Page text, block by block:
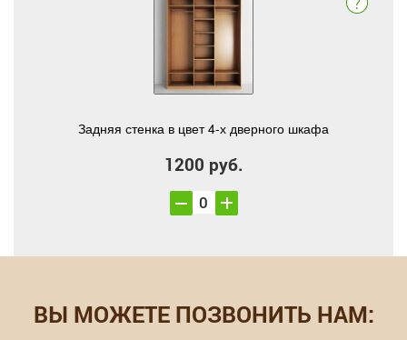
Задняя стенка в цвет 4-х дверного шкафа
1200 руб.
ВЫ МОЖЕТЕ ПОЗВОНИТЬ НАМ: